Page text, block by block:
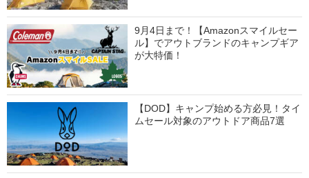
9月4日まで！【Amazonスマイルセー
ル】でアウトブランドのキャンプギア
が大特価！
【DOD】キャンプ始める方必見！タイ
ムセール対象のアウトドア商品7選